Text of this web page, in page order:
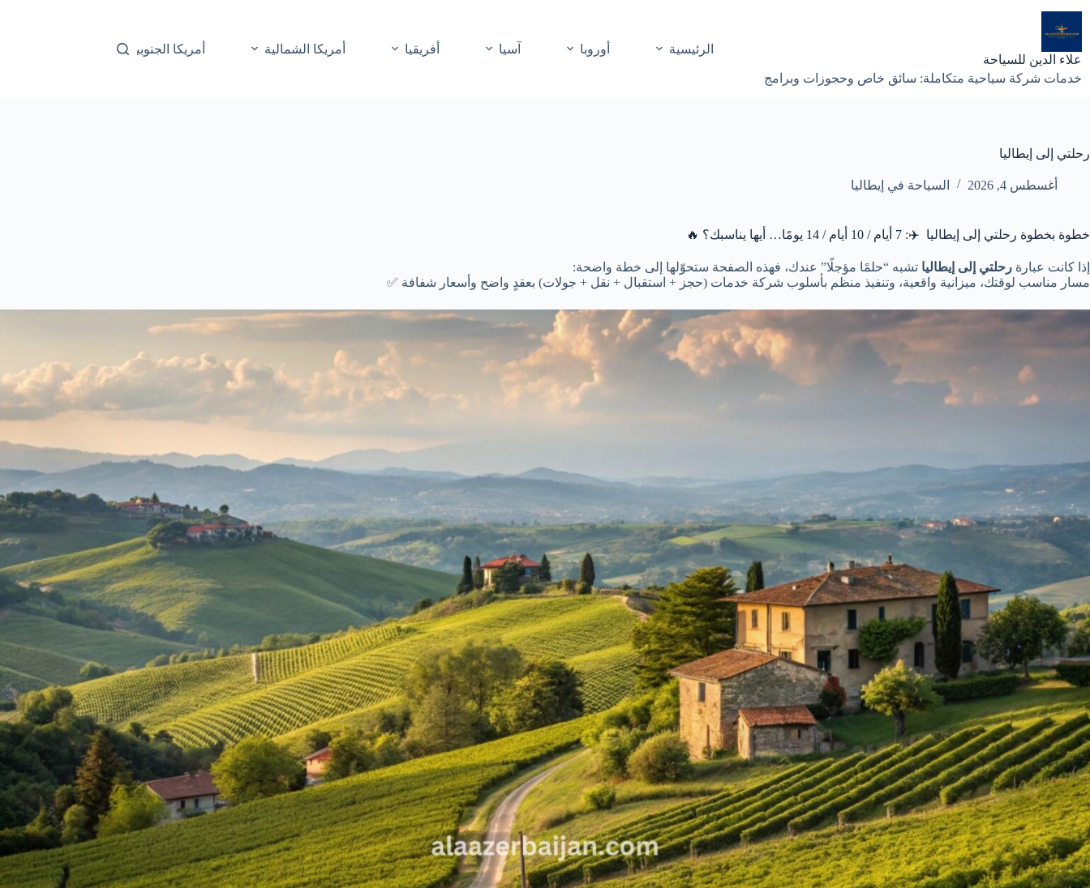
المحتوى
علاء الدين للسياحة
خدمات شركة سياحية متكاملة: سائق خاص وحجوزات وبرامج
الرئيسية أوروبا آسيا أفريقيا أمريكا الشمالية أمريكا الجنوبية
رحلتي إلى إيطاليا
أغسطس 4, 2026 السياحة في إيطاليا
خطوة بخطوة رحلتي إلى إيطاليا ✈️: 7 أيام / 10 أيام / 14 يومًا… أيها يناسبك؟ 🔥
إذا كانت عبارة رحلتي إلى إيطاليا تشبه “حلمًا مؤجلًا” عندك، فهذه الصفحة ستحوّلها إلى خطة واضحة:
مسار مناسب لوقتك، ميزانية واقعية، وتنفيذ منظم بأسلوب شركة خدمات (حجز + استقبال + نقل + جولات) بعقدٍ واضح وأسعار شفافة ✅